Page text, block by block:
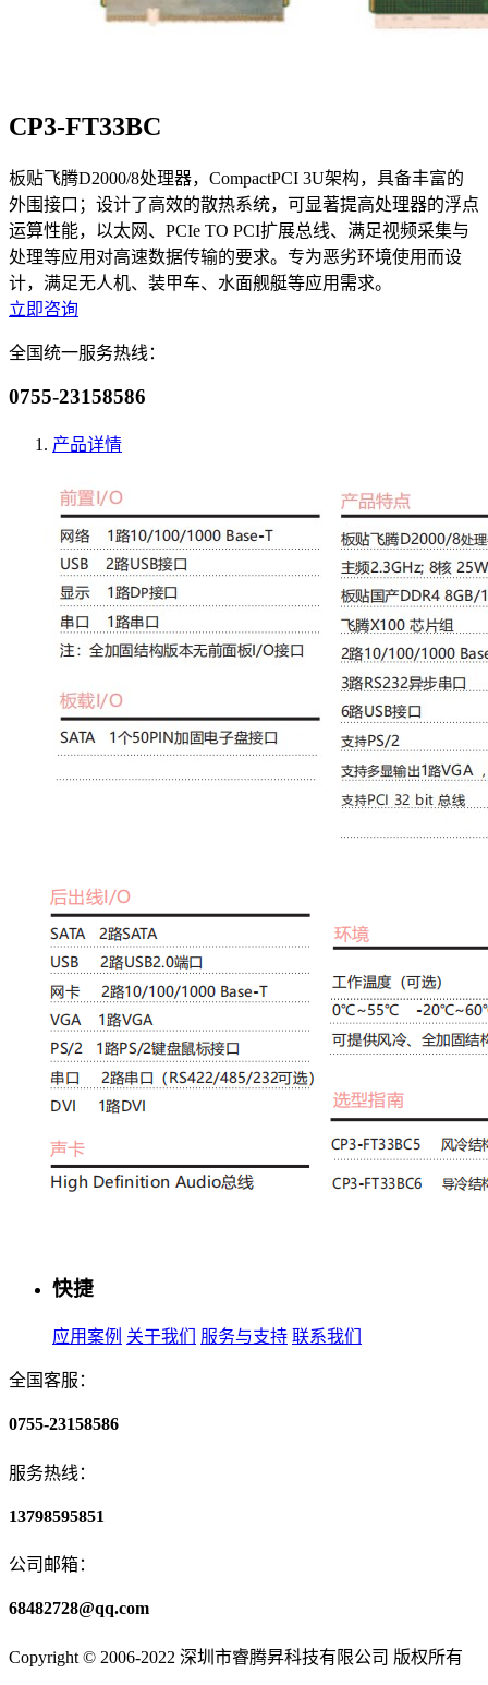
CP3-FT33BC
板贴飞腾D2000/8处理器，CompactPCI 3U架构，具备丰富的
外围接口；设计了高效的散热系统，可显著提高处理器的浮点
运算性能，以太网、PCIe TO PCI扩展总线、满足视频采集与
处理等应用对高速数据传输的要求。专为恶劣环境使用而设
计，满足无人机、装甲车、水面舰艇等应用需求。
立即咨询
全国统一服务热线：
0755-23158586
产品详情
快捷
应用案例 关于我们 服务与支持 联系我们
全国客服：
0755-23158586
服务热线：
13798595851
公司邮箱：
68482728@qq.com
Copyright © 2006-2022 深圳市睿腾昇科技有限公司 版权所有